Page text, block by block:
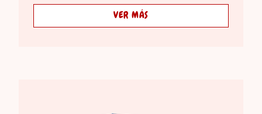
VER MÁS